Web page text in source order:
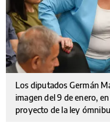
Los diputados Germán
imagen del 9 de enero,
proyecto de la ley